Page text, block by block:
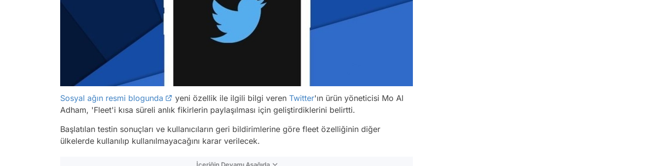
Sosyal ağın resmi blogunda yeni özellik ile ilgili bilgi veren Twitter'ın ürün yöneticisi Mo Al
Adham, 'Fleet'i kısa süreli anlık fikirlerin paylaşılması için geliştirdiklerini belirtti.
Başlatılan testin sonuçları ve kullanıcıların geri bildirimlerine göre fleet özelliğinin diğer
ülkelerde kullanılıp kullanılmayacağını karar verilecek.